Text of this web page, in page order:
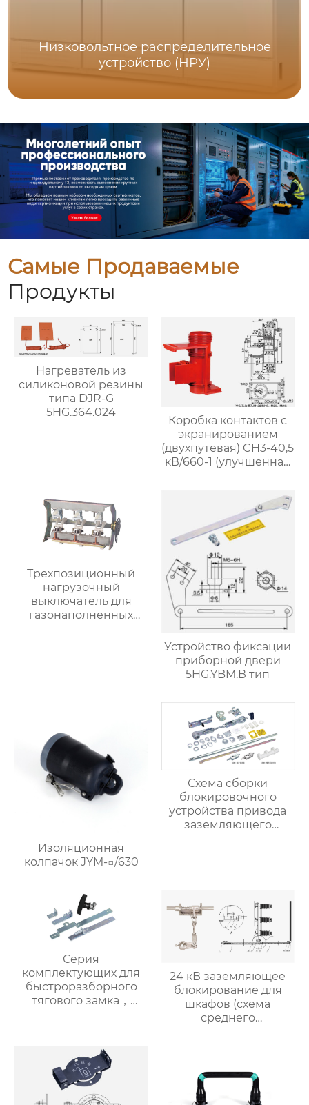
Низковольтное распределительное
устройство (НРУ)
Самые Продаваемые
Продукты
Нагреватель из
силиконовой резины
типа DJR-G
5HG.364.024
Коробка контактов с
экранированием
(двухпутевая) CH3-40,5
кВ/660-1 (улучшенная
Трехпозиционный
нагрузочный
выключатель для
газонаполненных
Устройство фиксации
приборной двери
5HG.YBM.В тип
Изоляционная
колпачок JYM-□/630
Схема сборки
блокировочного
устройства привода
заземляющего
концентрическим
валом)
Серия
комплектующих для
быстроразборного
тягового замка，
24 кВ заземляющее
блокирование для
шкафов (схема
среднего